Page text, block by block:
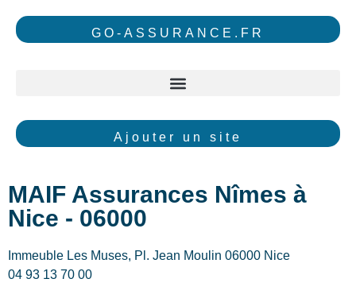
GO-ASSURANCE.FR
Ajouter un site
MAIF Assurances Nîmes à
Nice - 06000
Immeuble Les Muses, Pl. Jean Moulin 06000 Nice
04 93 13 70 00